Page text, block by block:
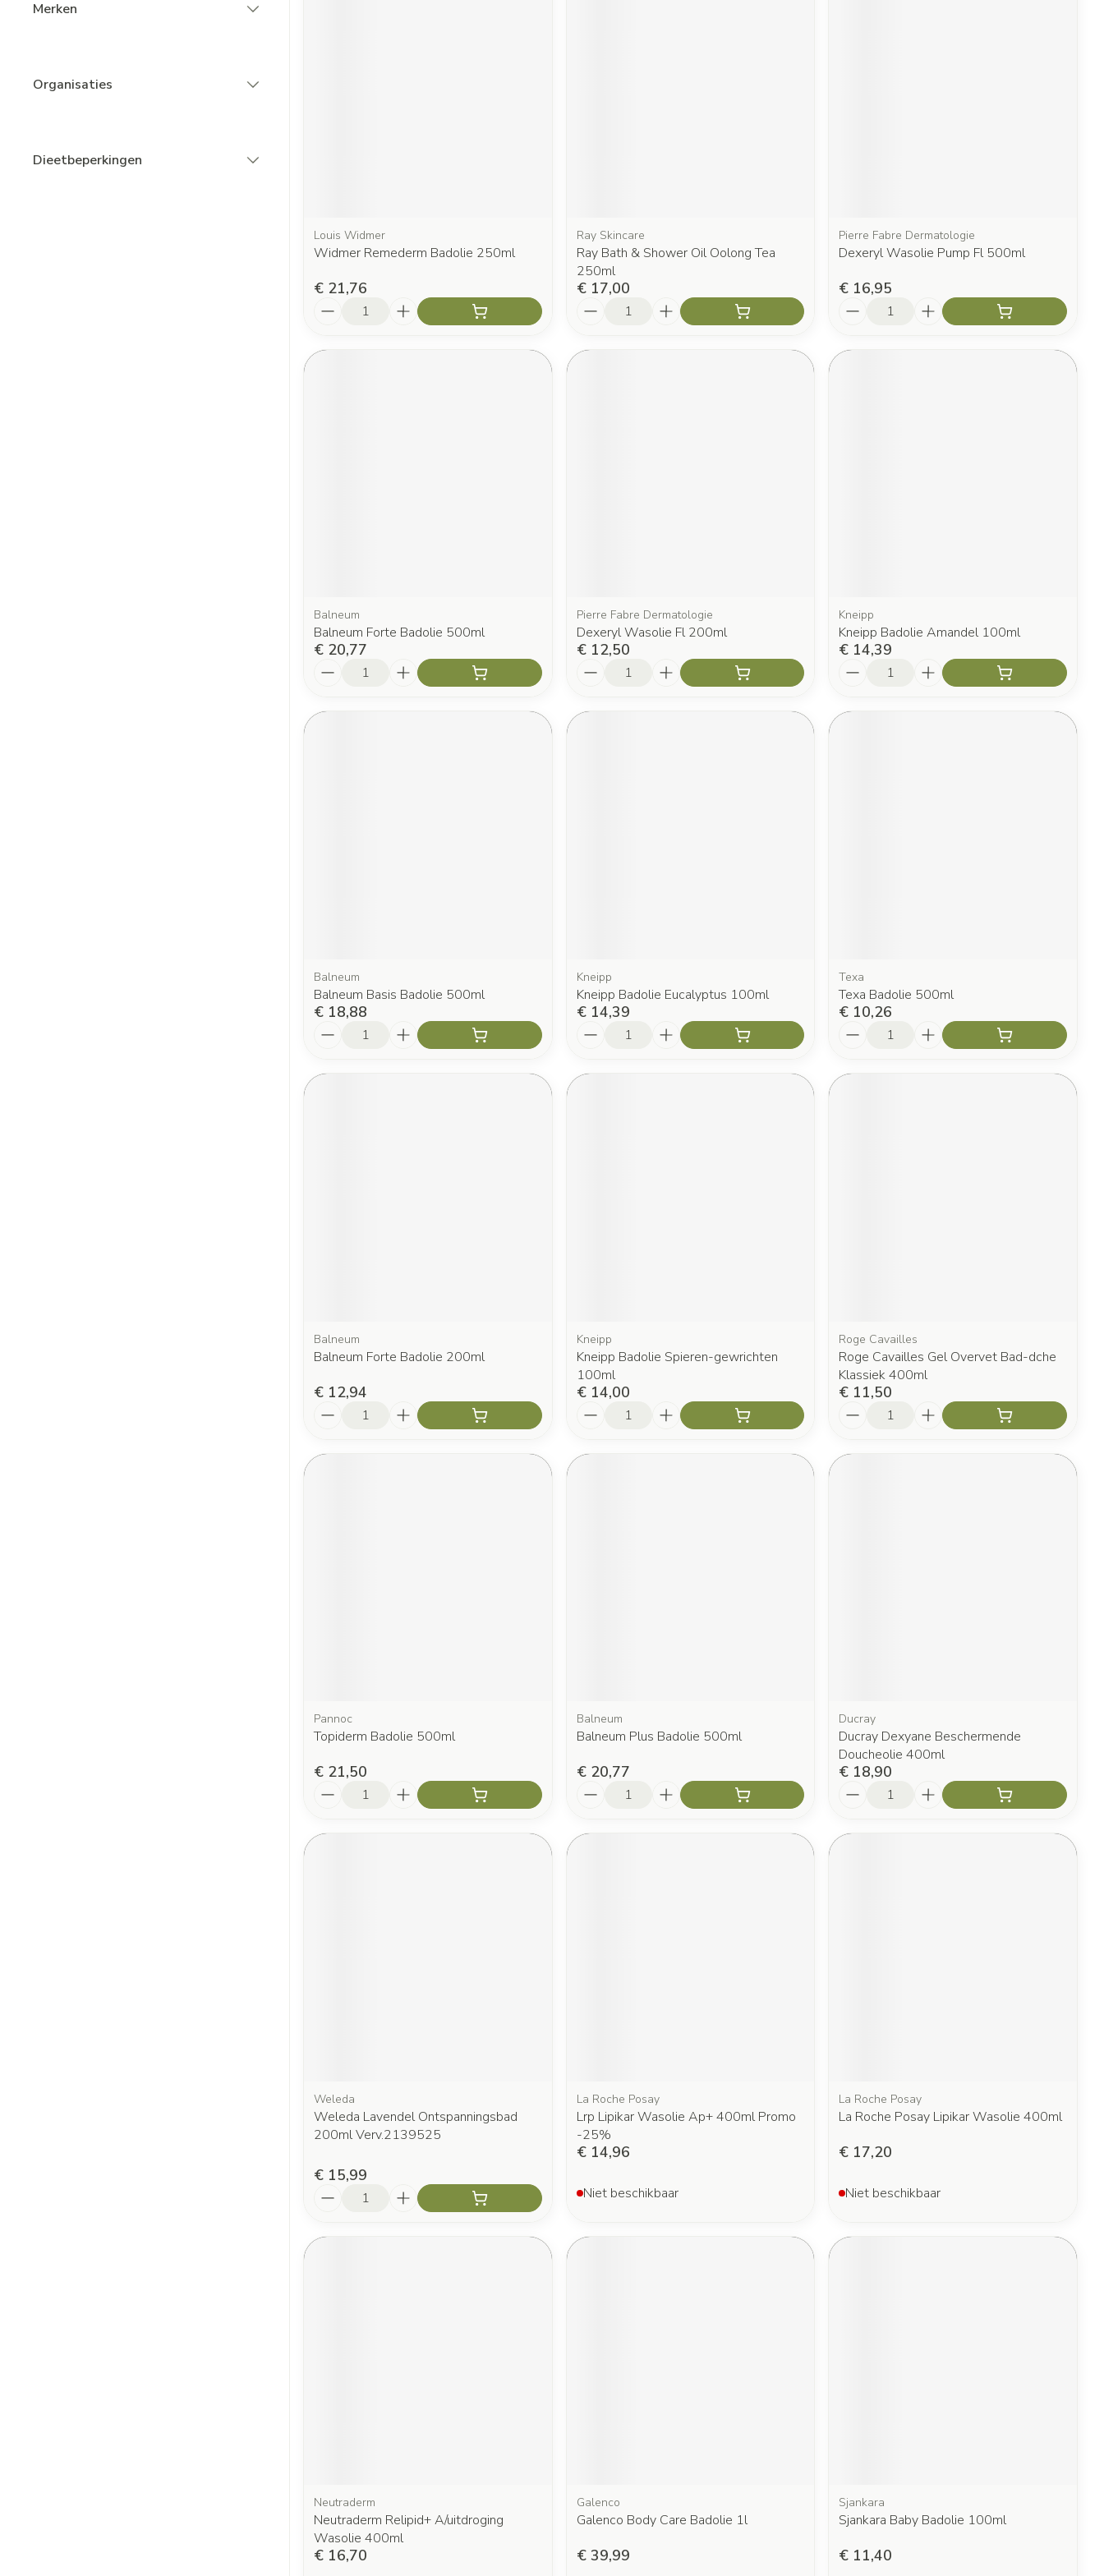
Merken
Organisaties
Dieetbeperkingen
Louis Widmer
Widmer Remederm Badolie 250ml
€ 21,76
Ray Skincare
Ray Bath & Shower Oil Oolong Tea
250ml
€ 17,00
Pierre Fabre Dermatologie
Dexeryl Wasolie Pump Fl 500ml
€ 16,95
Balneum
Balneum Forte Badolie 500ml
€ 20,77
Pierre Fabre Dermatologie
Dexeryl Wasolie Fl 200ml
€ 12,50
Kneipp
Kneipp Badolie Amandel 100ml
€ 14,39
Balneum
Balneum Basis Badolie 500ml
€ 18,88
Kneipp
Kneipp Badolie Eucalyptus 100ml
€ 14,39
Texa
Texa Badolie 500ml
€ 10,26
Balneum
Balneum Forte Badolie 200ml
€ 12,94
Kneipp
Kneipp Badolie Spieren-gewrichten
100ml
€ 14,00
Roge Cavailles
Roge Cavailles Gel Overvet Bad-dche
Klassiek 400ml
€ 11,50
Pannoc
Topiderm Badolie 500ml
€ 21,50
Balneum
Balneum Plus Badolie 500ml
€ 20,77
Ducray
Ducray Dexyane Beschermende
Doucheolie 400ml
€ 18,90
Weleda
Weleda Lavendel Ontspanningsbad
200ml Verv.2139525
€ 15,99
La Roche Posay
Lrp Lipikar Wasolie Ap+ 400ml Promo
-25%
€ 14,96
Niet beschikbaar
La Roche Posay
La Roche Posay Lipikar Wasolie 400ml
€ 17,20
Niet beschikbaar
Neutraderm
Neutraderm Relipid+ A/uitdroging
Wasolie 400ml
€ 16,70
Galenco
Galenco Body Care Badolie 1l
€ 39,99
Sjankara
Sjankara Baby Badolie 100ml
€ 11,40